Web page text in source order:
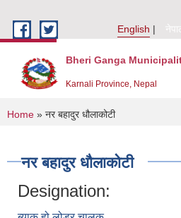
English
Bheri Ganga
Karnali Province, Nepal
You are here
Home » नर बहादुर धौलाकोटी
नर बहादुर धौलाकोटी
Designation: